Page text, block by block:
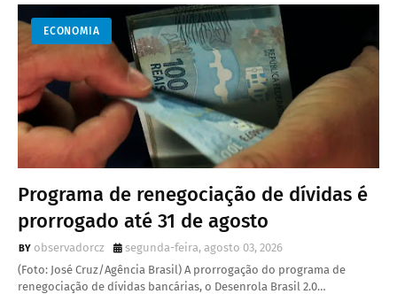
ECONOMIA
Programa de renegociação de dívidas é
prorrogado até 31 de agosto
observadorcz
segunda-feira, agosto 03, 2026
(Foto: José Cruz/Agência Brasil) A prorrogação do programa de
renegociação de dívidas bancárias, o Desenrola Brasil 2.0…